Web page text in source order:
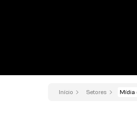
Início Setores Mídia